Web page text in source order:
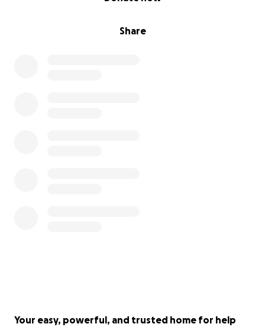
Share
Your easy, powerful, and trusted home for help